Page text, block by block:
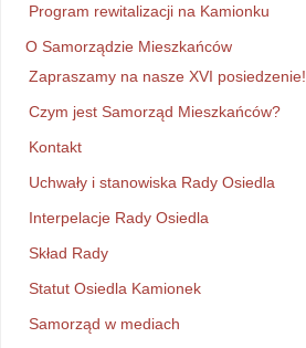
Program rewitalizacji na Kamionku
O Samorządzie Mieszkańców
Zapraszamy na nasze XVI posiedzenie!
Czym jest Samorząd Mieszkańców?
Kontakt
Uchwały i stanowiska Rady Osiedla
Interpelacje Rady Osiedla
Skład Rady
Statut Osiedla Kamionek
Samorząd w mediach